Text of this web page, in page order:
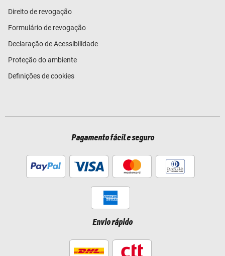
Direito de revogação
Formulário de revogação
Declaração de Acessibilidade
Proteção do ambiente
Definições de cookies
Pagamento fácil e seguro
Envio rápido